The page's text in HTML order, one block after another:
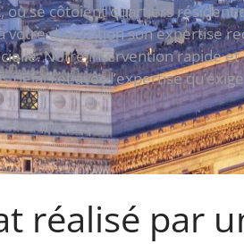
se côtoient quartiers
disposition son expertise
Notre intervention rapide
et avec l’expertise
réalisé par